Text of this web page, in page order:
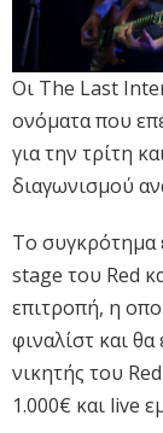
Οι The Last
ονόματα που
για την τρίτη
διαγωνισμού
Το συγκρότημα
stage του Red
επιτροπή, η
φιναλίστ και θα
νικητής του
1.000€ και live